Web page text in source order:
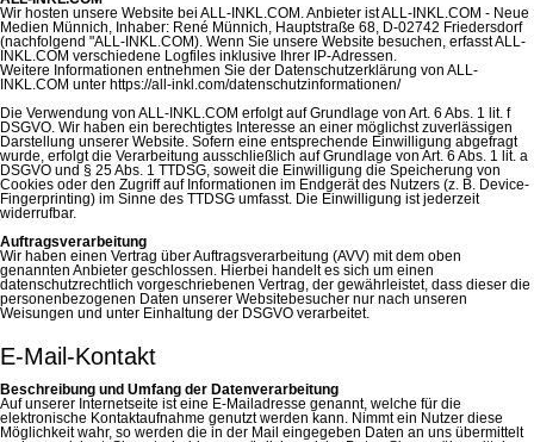
Wir hosten unsere Website bei ALL-INKL.COM. Anbieter ist ALL-INKL.COM - Neue
Medien Münnich, Inhaber: René Münnich, Hauptstraße 68, D-02742 Friedersdorf
(nachfolgend "ALL-INKL.COM). Wenn Sie unsere Website besuchen, erfasst ALL-
INKL.COM verschiedene Logfiles inklusive Ihrer IP-Adressen.
Weitere Informationen entnehmen Sie der Datenschutzerklärung von ALL-
INKL.COM unter https://all-inkl.com/datenschutzinformationen/
Die Verwendung von ALL-INKL.COM erfolgt auf Grundlage von Art. 6 Abs. 1 lit. f
DSGVO. Wir haben ein berechtigtes Interesse an einer möglichst zuverlässigen
Darstellung unserer Website. Sofern eine entsprechende Einwilligung abgefragt
wurde, erfolgt die Verarbeitung ausschließlich auf Grundlage von Art. 6 Abs. 1 lit. a
DSGVO und § 25 Abs. 1 TTDSG, soweit die Einwilligung die Speicherung von
Cookies oder den Zugriff auf Informationen im Endgerät des Nutzers (z. B. Device-
Fingerprinting) im Sinne des TTDSG umfasst. Die Einwilligung ist jederzeit
widerrufbar.
Auftragsverarbeitung
Wir haben einen Vertrag über Auftragsverarbeitung (AVV) mit dem oben
genannten Anbieter geschlossen. Hierbei handelt es sich um einen
datenschutzrechtlich vorgeschriebenen Vertrag, der gewährleistet, dass dieser die
personenbezogenen Daten unserer Websitebesucher nur nach unseren
Weisungen und unter Einhaltung der DSGVO verarbeitet.
E-Mail-Kontakt
Beschreibung und Umfang der Datenverarbeitung
Auf unserer Internetseite ist eine E-Mailadresse genannt, welche für die
elektronische Kontaktaufnahme genutzt werden kann. Nimmt ein Nutzer diese
Möglichkeit wahr, so werden die in der Mail eingegeben Daten an uns übermittelt